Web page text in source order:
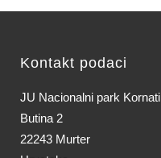
Kontakt podaci
JU Nacionalni park Kornati
Butina 2
22243 Murter